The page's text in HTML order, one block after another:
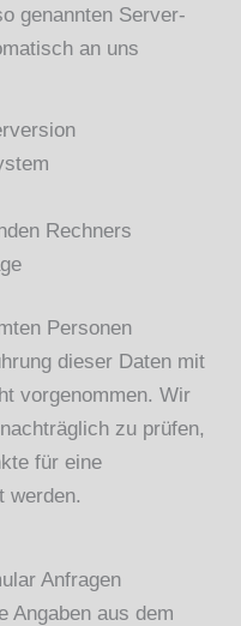
genannten Server-
an uns
Rechners
Personen
dieser Daten mit
vorgenommen. Wir
zu prüfen,
für eine
werden.
Anfragen
Angaben aus dem